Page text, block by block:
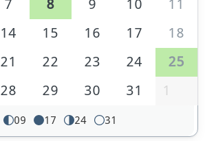
7 8 9 10
11
14 15 16 17
18
21 22 23 24
25
28 29 30 31 1
09 17 24 31